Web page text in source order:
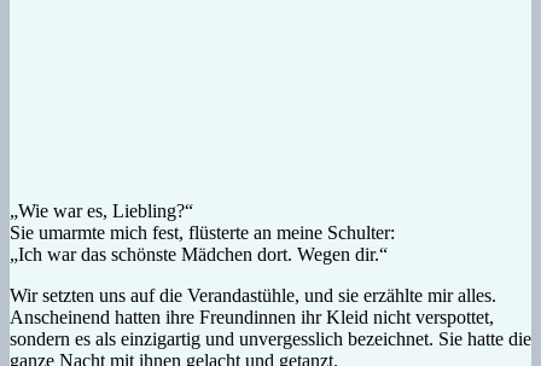
„Wie war es, Liebling?“
Sie umarmte mich fest, flüsterte an meine Schulter:
„Ich war das schönste Mädchen dort. Wegen dir.“
Wir setzten uns auf die Verandastühle, und sie erzählte mir alles.
Anscheinend hatten ihre Freundinnen ihr Kleid nicht verspottet,
sondern es als einzigartig und unvergesslich bezeichnet. Sie hatte die
ganze Nacht mit ihnen gelacht und getanzt.